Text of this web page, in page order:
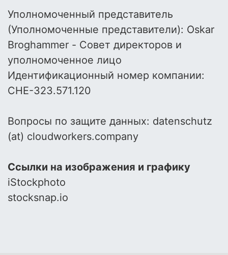
Уполномоченный представитель
(Уполномоченные представители): Oskar
Broghammer - Совет директоров и
уполномоченное лицо
Идентификационный номер компании:
CHE-323.571.120
Вопросы по защите данных: datenschutz
(at) cloudworkers.company
Ссылки на изображения и графику
iStockphoto
stocksnap.io